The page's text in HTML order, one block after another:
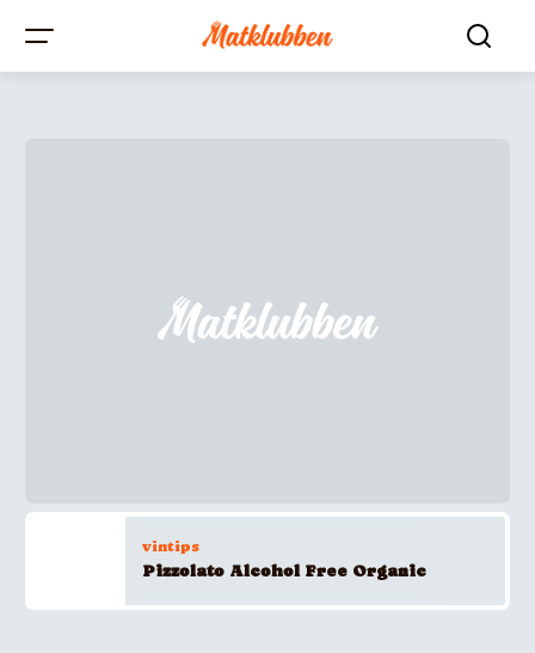
vintips
Pizzolato Alcohol Free Organic